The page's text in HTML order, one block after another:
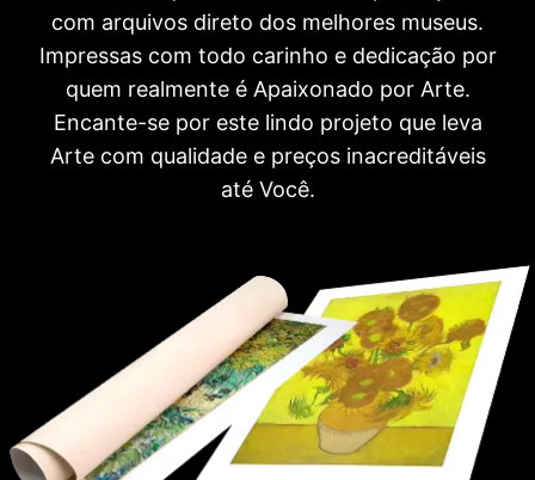
com arquivos direto dos melhores museus.
Impressas com todo carinho e dedicação por
quem realmente é Apaixonado por Arte.
Encante-se por este lindo projeto que leva
Arte com qualidade e preços inacreditáveis
até Você.